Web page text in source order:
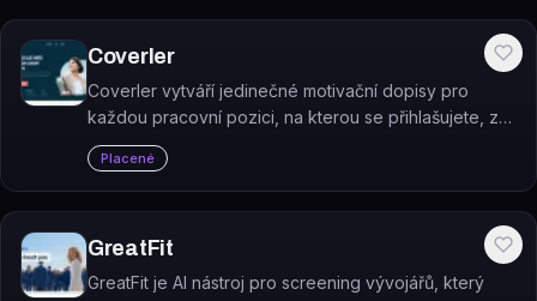
Coverler
Coverler vytváří jedinečné motivační dopisy pro
každou pracovní pozici, na kterou se přihlašujete, za
pár minut.
Placené
GreatFit
GreatFit je AI nástroj pro screening vývojářů, který